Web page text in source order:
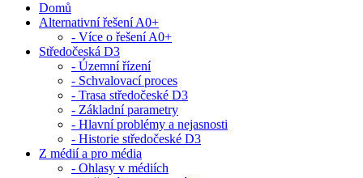
Domů
Alternativní řešení A0+
- Více o řešení A0+
Středočeská D3
- Územní řízení
- Schvalovací proces
- Trasa středočeské D3
- Základní parametry
- Hlavní problémy a nejasnosti
- Historie středočeské D3
Z médií a pro média
- Ohlasy v médiích